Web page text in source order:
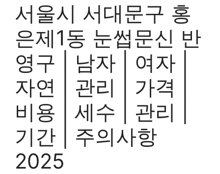
서울시 서대문구 홍
은제1동 눈썹문신 반
영구 | 남자 | 여자 |
자연 | 관리 | 가격 |
비용 | 세수 | 관리 |
기간 | 주의사항
2025